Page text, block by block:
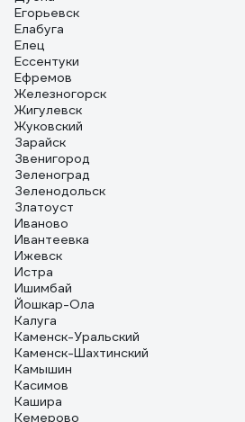
Егорьевск
Елабуга
Елец
Ессентуки
Ефремов
Железногорск
Жигулевск
Жуковский
Зарайск
Звенигород
Зеленоград
Зеленодольск
Златоуст
Иваново
Ивантеевка
Ижевск
Истра
Ишимбай
Йошкар-Ола
Калуга
Каменск-Уральский
Каменск-Шахтинский
Камышин
Касимов
Кашира
Кемерово